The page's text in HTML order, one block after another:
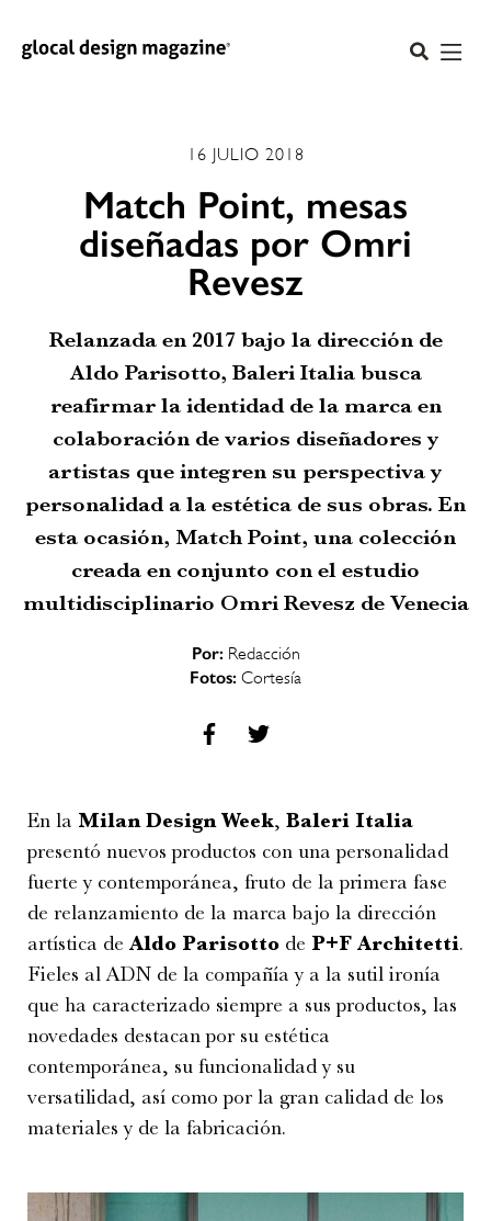
16 JULIO 2018
Match Point, mesas
diseñadas por Omri
Revesz
Relanzada en 2017 bajo la dirección de
Aldo Parisotto, Baleri Italia busca
reafirmar la identidad de la marca en
colaboración de varios diseñadores y
artistas que integren su perspectiva y
personalidad a la estética de sus obras. En
esta ocasión, Match Point, una colección
creada en conjunto con el estudio
multidisciplinario Omri Revesz de Venecia
Por: Redacción
Fotos: Cortesía
En la Milan Design Week, Baleri Italia
presentó nuevos productos con una personalidad
fuerte y contemporánea, fruto de la primera fase
de relanzamiento de la marca bajo la dirección
artística de Aldo Parisotto de P+F Architetti.
Fieles al ADN de la compañía y a la sutil ironía
que ha caracterizado siempre a sus productos, las
novedades destacan por su estética
contemporánea, su funcionalidad y su
versatilidad, así como por la gran calidad de los
materiales y de la fabricación.